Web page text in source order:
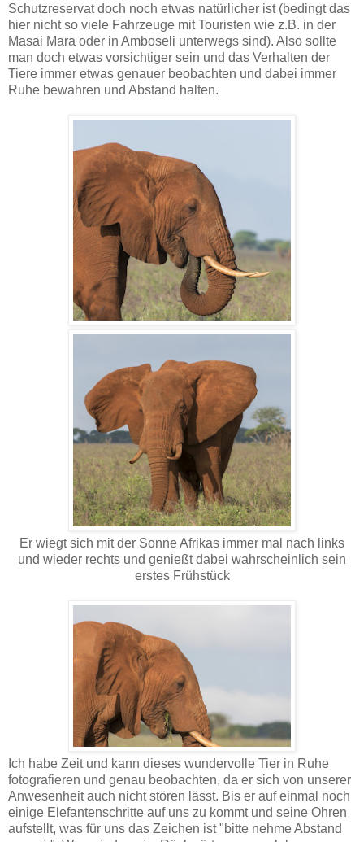
Schutzreservat doch noch etwas natürlicher ist (bedingt das
hier nicht so viele Fahrzeuge mit Touristen wie z.B. in der
Masai Mara oder in Amboseli unterwegs sind). Also sollte
man doch etwas vorsichtiger sein und das Verhalten der
Tiere immer etwas genauer beobachten und dabei immer
Ruhe bewahren und Abstand halten.
Er wiegt sich mit der Sonne Afrikas immer mal nach links
und wieder rechts und genießt dabei wahrscheinlich sein
erstes Frühstück
Ich habe Zeit und kann dieses wundervolle Tier in Ruhe
fotografieren und genau beobachten, da er sich von unserer
Anwesenheit auch nicht stören lässt. Bis er auf einmal noch
einige Elefantenschritte auf uns zu kommt und seine Ohren
aufstellt, was für uns das Zeichen ist "bitte nehme Abstand